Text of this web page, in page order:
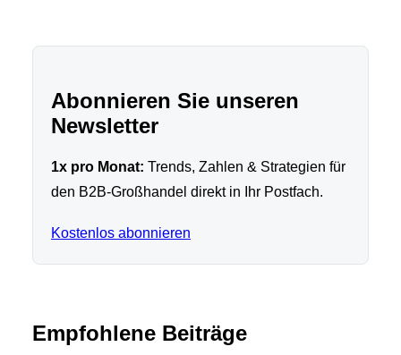
Abonnieren Sie unseren
Newsletter
1x pro Monat: Trends, Zahlen & Strategien für
den B2B-Großhandel direkt in Ihr Postfach.
Kostenlos abonnieren
Empfohlene Beiträge